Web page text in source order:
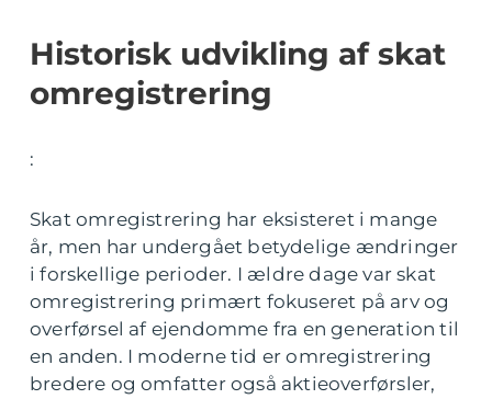
Historisk udvikling af skat
omregistrering
:
Skat omregistrering har eksisteret i mange
år, men har undergået betydelige ændringer
i forskellige perioder. I ældre dage var skat
omregistrering primært fokuseret på arv og
overførsel af ejendomme fra en generation til
en anden. I moderne tid er omregistrering
bredere og omfatter også aktieoverførsler,